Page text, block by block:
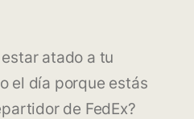
atado a tu
el día porque estás
de FedEx?